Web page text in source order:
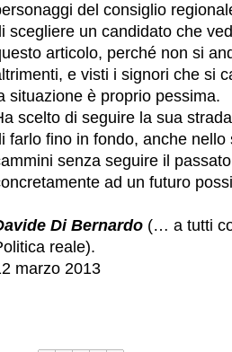
del consiglio
scegliere un candidato che
articolo, perché non si
e visti i signori che si
situazione è proprio pessima.
scelto di seguire la sua
farlo fino in fondo, anche
senza seguire il
ad un futuro
Di Bernardo (… a tutti
reale).
marzo 2013